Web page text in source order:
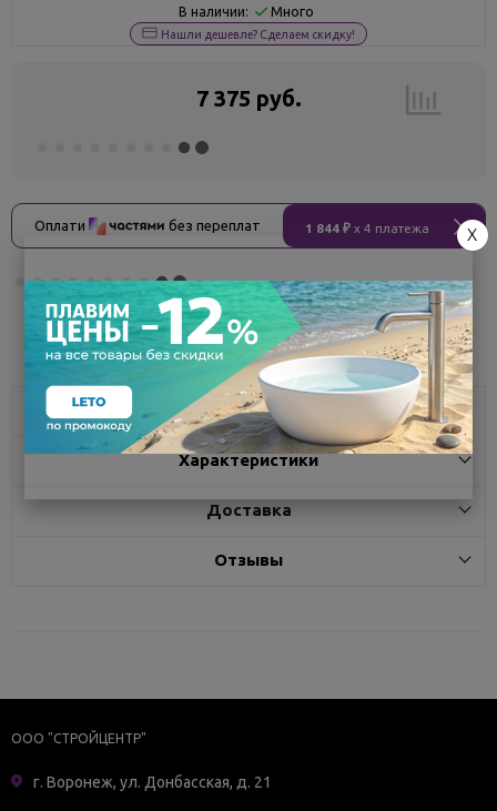
В наличии: Много
Нашли дешевле? Сделаем скидку!
7 375 руб.
Оплати без переплат 1 844 ₽ x 4 платежа
Поделиться
Описание
Характеристики
Доставка
Отзывы
ООО "СТРОЙЦЕНТР"
г. Воронеж, ул. Донбасская, д. 21
X